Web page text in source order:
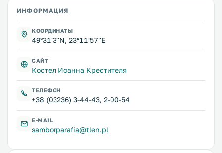
ИНФОРМАЦИЯ
КООРДИНАТЫ
49°31'3''N, 23°11'57''E
САЙТ
Костел Иоанна Крестителя
ТЕЛЕФОН
+38 (03236) 3-44-43, 2-00-54
E-MAIL
samborparafia@tlen.pl